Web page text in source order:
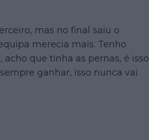
mas no final saiu o
merecia mais. Tenho
que tinha as pernas, é isso
ganhar, isso nunca vai